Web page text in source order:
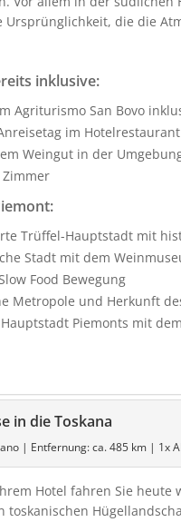
die die
inklusive:
Agriturismo San Bovo
im Hotelrestaurant
Weingut in der
Zimmer
Trüffel-Hauptstadt mit
Stadt mit dem
Food Bewegung
Metropole und Herkunft
Piemonts mit
in die Toskana
| Entfernung: ca. 485 km | 1x
Hotel fahren Sie heute
toskanischen